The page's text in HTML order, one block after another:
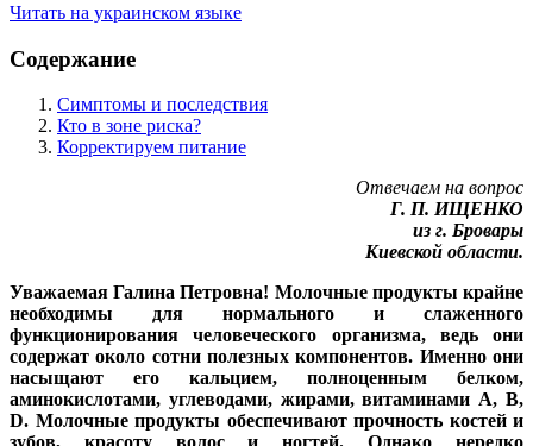
Читать на украинском языке
Содержание
Симптомы и последствия
Кто в зоне риска?
Корректируем питание
Отвечаем на вопрос
Г. П. ИЩЕНКО
из г. Бровары
Киевской области.
Уважаемая Галина Петровна! Молочные продукты крайне
необходимы для нормального и слаженного
функционирования человеческого организма, ведь они
содержат около сотни полезных компонентов. Именно они
насыщают его кальцием, полноценным белком,
аминокислотами, углеводами, жирами, витаминами А, В,
D. Молочные продукты обеспечивают прочность костей и